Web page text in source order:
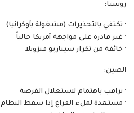
‏روسيا:
‏· تكتفي بالتحذيرات (مشغولة بأوكرانيا)
‏· غير قادرة على مواجهة أمريكا حالياً
‏· خائفة من تكرار سيناريو فنزويلا
‏الصين:
‏· تراقب باهتمام لاستغلال الفرصة
‏· مستعدة لملء الفراغ إذا سقط النظام